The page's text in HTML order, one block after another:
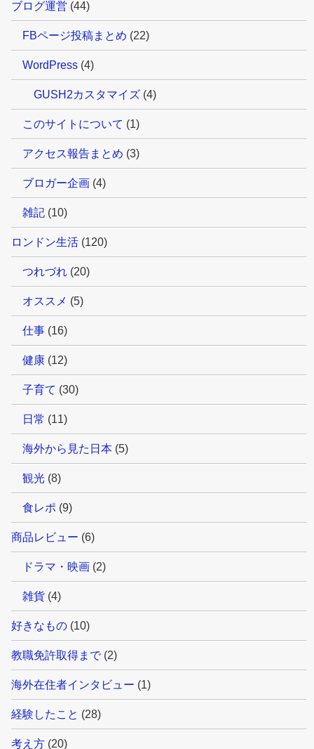
ブログ運営 (44)
FBページ投稿まとめ (22)
WordPress (4)
GUSH2カスタマイズ (4)
このサイトについて (1)
アクセス報告まとめ (3)
ブロガー企画 (4)
雑記 (10)
ロンドン生活 (120)
つれづれ (20)
オススメ (5)
仕事 (16)
健康 (12)
子育て (30)
日常 (11)
海外から見た日本 (5)
観光 (8)
食レポ (9)
商品レビュー (6)
ドラマ・映画 (2)
雑貨 (4)
好きなもの (10)
教職免許取得まで(2)
海外在住者インタビュー (1)
経験したこと (28)
考え方 (20)